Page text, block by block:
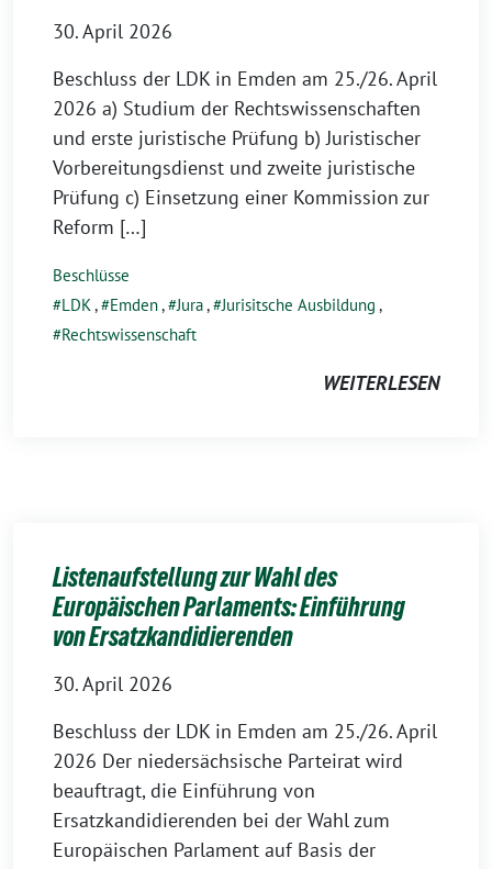
30. April 2026
Beschluss der LDK in Emden am 25./26. April
2026 a) Studium der Rechtswissenschaften
und erste juristische Prüfung b) Juristischer
Vorbereitungsdienst und zweite juristische
Prüfung c) Einsetzung einer Kommission zur
Reform […]
Beschlüsse
LDK, Emden, Jura, Jurisitsche Ausbildung ,
Rechtswissenschaft
WEITERLESEN
Listenaufstellung zur Wahl des
Europäischen Parlaments: Einführung
von Ersatzkandidierenden
30. April 2026
Beschluss der LDK in Emden am 25./26. April
2026 Der niedersächsische Parteirat wird
beauftragt, die Einführung von
Ersatzkandidierenden bei der Wahl zum
Europäischen Parlament auf Basis der